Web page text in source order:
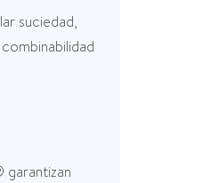
suciedad,
garantizan